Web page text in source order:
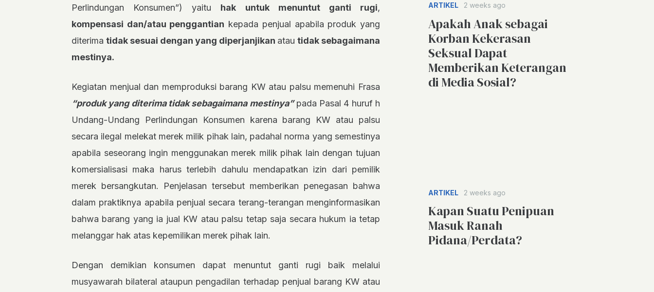
Perlindungan Konsumen”) yaitu hak untuk menuntut ganti rugi,
kompensasi dan/atau penggantian kepada penjual apabila produk yang
diterima tidak sesuai dengan yang diperjanjikan atau tidak sebagaimana
mestinya.
Kegiatan menjual dan memproduksi barang KW atau palsu memenuhi Frasa
“produk yang diterima tidak sebagaimana mestinya”pada Pasal 4 huruf h
Undang-Undang Perlindungan Konsumen karena barang KW atau palsu
secara ilegal melekat merek milik pihak lain, padahal norma yang semestinya
apabila seseorang ingin menggunakan merek milik pihak lain dengan tujuan
komersialisasi maka harus terlebih dahulu mendapatkan izin dari pemilik
merek bersangkutan. Penjelasan tersebut memberikan penegasan bahwa
dalam praktiknya apabila penjual secara terang-terangan menginformasikan
bahwa barang yang ia jual KW atau palsu tetap saja secara hukum ia tetap
melanggar hak atas kepemilikan merek pihak lain.
Dengan demikian konsumen dapat menuntut ganti rugi baik melalui
musyawarah bilateral ataupun pengadilan terhadap penjual barang KW atau
ARTIKEL 2 weeks ago
Apakah Anak sebagai
Korban Kekerasan
Seksual Dapat
Memberikan Keterangan
di Media Sosial?
ARTIKEL 2 weeks ago
Kapan Suatu Penipuan
Masuk Ranah
Pidana/Perdata?